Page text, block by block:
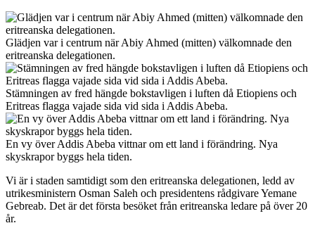
Glädjen var i centrum när Abiy Ahmed (mitten) välkomnade den
eritreanska delegationen.
Stämningen av fred hängde bokstavligen i luften då Etiopiens och
Eritreas flagga vajade sida vid sida i Addis Abeba.
En vy över Addis Abeba vittnar om ett land i förändring. Nya
skyskrapor byggs hela tiden.
Vi är i staden samtidigt som den eritreanska delegationen, ledd av
utrikesministern Osman Saleh och presidentens rådgivare Yemane
Gebreab. Det är det första besöket från eritreanska ledare på över 20
år.